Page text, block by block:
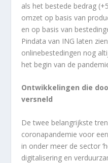
als het bestede bedrag
omzet op basis van
en op basis van
Pindata van ING laten
onlinebestedingen nog
het begin van de
Ontwikkelingen die
versneld
De twee belangrijkste
coronapandemie voor
in onder meer de sector
digitalisering en